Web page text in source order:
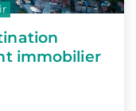
immobilier